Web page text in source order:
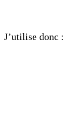
J’utilise donc :